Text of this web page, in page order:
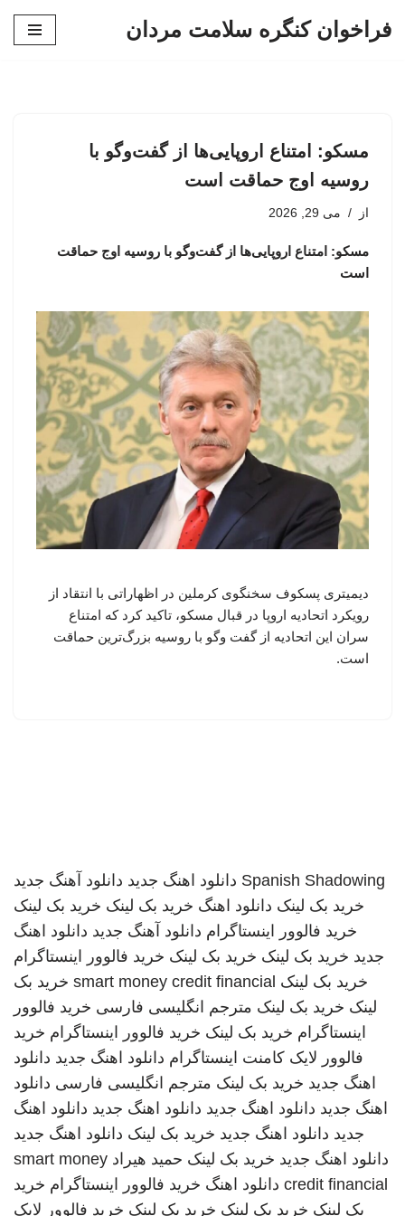
فراخوان کنگره سلامت مردان
مسکو: امتناع اروپایی‌ها از گفت‌وگو با
روسیه اوج حماقت است
از می 29, 2026
مسکو: امتناع اروپایی‌ها از گفت‌وگو با روسیه اوج حماقت
است
دیمیتری پسکوف سخنگوی کرملین در اظهاراتی با انتقاد از
رویکرد اتحادیه اروپا در قبال مسکو، تاکید کرد که امتناع
سران این اتحادیه از گفت وگو با روسیه بزرگ‌ترین حماقت
است.
Spanish Shadowing دانلود اهنگ جدید دانلود آهنگ جدید
خرید بک لینک دانلود اهنگ خرید بک لینک خرید بک لینک
خرید فالوور اینستاگرام دانلود آهنگ جدید دانلود اهنگ
جدید خرید بک لینک خرید بک لینک خرید فالوور اینستاگرام
خرید بک لینک smart money credit financial خرید بک
لینک خرید بک لینک مترجم انگلیسی فارسی خرید فالوور
اینستاگرام خرید بک لینک خرید فالوور اینستاگرام خرید
فالوور لایک کامنت اینستاگرام دانلود اهنگ جدید دانلود
اهنگ جدید خرید بک لینک مترجم انگلیسی فارسی دانلود
اهنگ جدید دانلود اهنگ جدید دانلود اهنگ جدید دانلود اهنگ
جدید دانلود اهنگ جدید خرید بک لینک دانلود اهنگ جدید
دانلود اهنگ جدید خرید بک لینک حمید هیراد smart money
credit financial دانلود اهنگ خرید فالوور اینستاگرام خرید
بک لینک خرید بک لینک خرید بک لینک خرید فالوور لایک